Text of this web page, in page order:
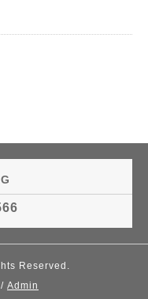
Reserved.
/ Admin